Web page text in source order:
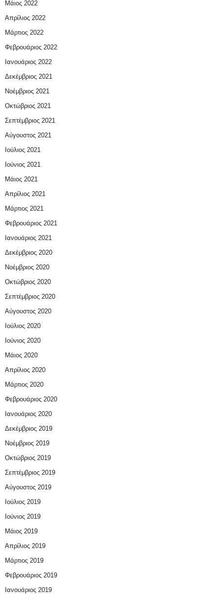
Μάιος 2022
Απρίλιος 2022
Μάρτιος 2022
Φεβρουάριος 2022
Ιανουάριος 2022
Δεκέμβριος 2021
Νοέμβριος 2021
Οκτώβριος 2021
Σεπτέμβριος 2021
Αύγουστος 2021
Ιούλιος 2021
Ιούνιος 2021
Μάιος 2021
Απρίλιος 2021
Μάρτιος 2021
Φεβρουάριος 2021
Ιανουάριος 2021
Δεκέμβριος 2020
Νοέμβριος 2020
Οκτώβριος 2020
Σεπτέμβριος 2020
Αύγουστος 2020
Ιούλιος 2020
Ιούνιος 2020
Μάιος 2020
Απρίλιος 2020
Μάρτιος 2020
Φεβρουάριος 2020
Ιανουάριος 2020
Δεκέμβριος 2019
Νοέμβριος 2019
Οκτώβριος 2019
Σεπτέμβριος 2019
Αύγουστος 2019
Ιούλιος 2019
Ιούνιος 2019
Μάιος 2019
Απρίλιος 2019
Μάρτιος 2019
Φεβρουάριος 2019
Ιανουάριος 2019